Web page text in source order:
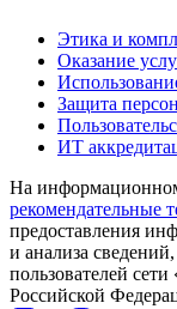
Этика и
Оказание
Защита
ИТ
На
рекомендательные
предоставления
и анализа
пользователей
Российской